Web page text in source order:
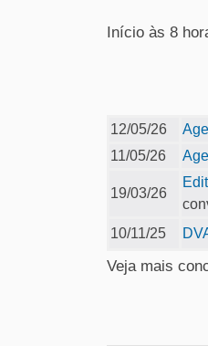
Início às 8
12/05/26
11/05/26
19/03/26
10/11/25
Veja mais